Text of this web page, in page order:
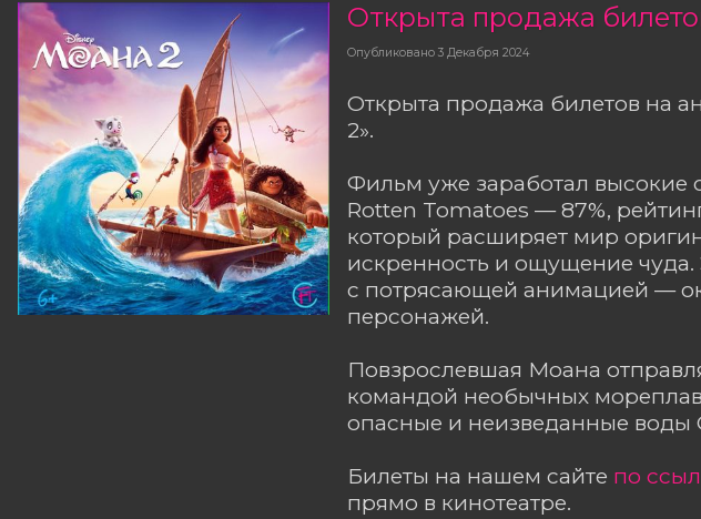
Открыта продажа
Опубликовано 3 Декабря 2024
Открыта продажа билетов на
2».
Фильм уже заработал высокие
Rotten Tomatoes — 87%,
который расширяет мир
искренность и ощущение
с потрясающей анимацией —
персонажей.
Повзрослевшая Моана
командой необычных
опасные и неизведанные воды
Билеты на нашем сайте по
прямо в кинотеатре.